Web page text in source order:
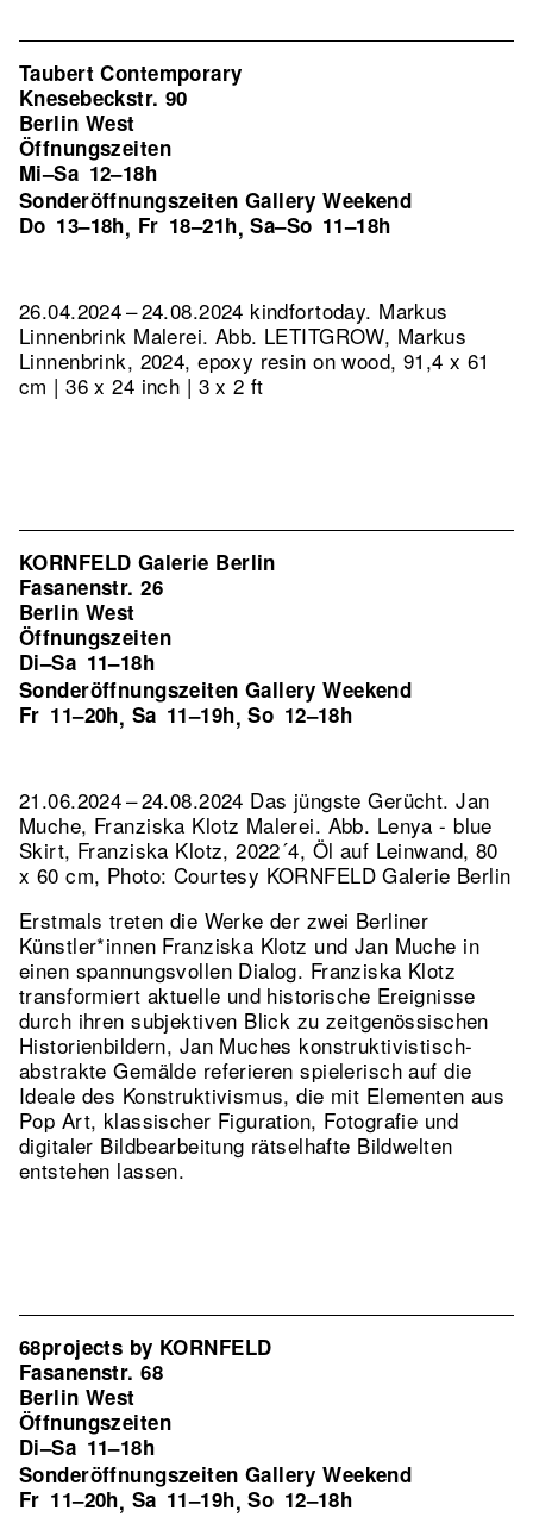
Taubert Contemporary
Knesebeckstr. 90
Berlin West
Öffnungszeiten
Mi–Sa 12–18h
Sonderöffnungszeiten Gallery Weekend
Do 13–18h, Fr 18–21h,Sa–So 11–18h
26.04.2024 – 24.08.2024 kindfortoday. Markus
Linnenbrink Malerei. Abb. LETITGROW, Markus
Linnenbrink, 2024, epoxy resin on wood, 91,4 x 61
cm | 36 x 24 inch | 3 x 2 ft
KORNFELD Galerie Berlin
Fasanenstr. 26
Berlin West
Öffnungszeiten
Di–Sa 11–18h
Sonderöffnungszeiten Gallery Weekend
Fr 11–20h, Sa 11–19h,So 12–18h
21.06.2024 – 24.08.2024 Das jüngste Gerücht. Jan
Muche, Franziska Klotz Malerei. Abb. Lenya - blue
Skirt, Franziska Klotz, 2022´4, Öl auf Leinwand, 80
x 60 cm, Photo: Courtesy KORNFELD Galerie Berlin
Erstmals treten die Werke der zwei Berliner
Künstler*innen Franziska Klotz und Jan Muche in
einen spannungsvollen Dialog. Franziska Klotz
transformiert aktuelle und historische Ereignisse
durch ihren subjektiven Blick zu zeitgenössischen
Historienbildern, Jan Muches konstruktivistisch-
abstrakte Gemälde referieren spielerisch auf die
Ideale des Konstruktivismus, die mit Elementen aus
Pop Art, klassischer Figuration, Fotografie und
digitaler Bildbearbeitung rätselhafte Bildwelten
entstehen lassen.
68projects by KORNFELD
Fasanenstr. 68
Berlin West
Öffnungszeiten
Di–Sa 11–18h
Sonderöffnungszeiten Gallery Weekend
Fr 11–20h, Sa 11–19h,So 12–18h